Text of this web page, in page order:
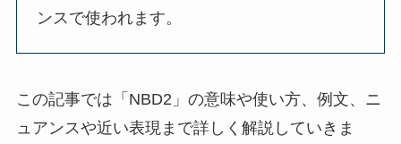
ンスで使われます。
この記事では「NBD2」の意味や使い方、例文、ニ
ュアンスや近い表現まで詳しく解説していきま